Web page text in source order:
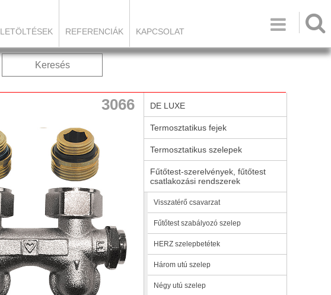

LETÖLTÉSEK REFERENCIÁK KAPCSOLAT
Keresés
3066 DE LUXE
Termosztatikus fejek
Termosztatikus szelepek
Fűtőtest-szerelvények, fűtőtest
csatlakozási rendszerek
Visszatérő csavarzat
Fűtőtest szabályozó szelep
HERZ szelepbetétek
Három utú szelep
Négy utú szelep